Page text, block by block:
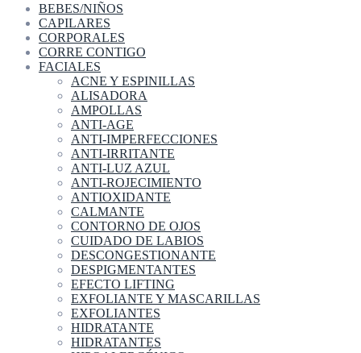
BEBES/NIÑOS
CAPILARES
CORPORALES
CORRE CONTIGO
FACIALES
ACNE Y ESPINILLAS
ALISADORA
AMPOLLAS
ANTI-AGE
ANTI-IMPERFECCIONES
ANTI-IRRITANTE
ANTI-LUZ AZUL
ANTI-ROJECIMIENTO
ANTIOXIDANTE
CALMANTE
CONTORNO DE OJOS
CUIDADO DE LABIOS
DESCONGESTIONANTE
DESPIGMENTANTES
EFECTO LIFTING
EXFOLIANTE Y MASCARILLAS
EXFOLIANTES
HIDRATANTE
HIDRATANTES